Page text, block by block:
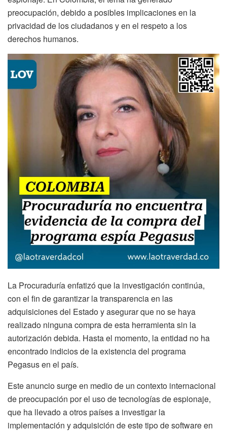
preocupación, debido a posibles implicaciones en la
privacidad de los ciudadanos y en el respeto a los
derechos humanos.
La Procuraduría enfatizó que la investigación continúa,
con el fin de garantizar la transparencia en las
adquisiciones del Estado y asegurar que no se haya
realizado ninguna compra de esta herramienta sin la
autorización debida. Hasta el momento, la entidad no ha
encontrado indicios de la existencia del programa
Pegasus en el país.
Este anuncio surge en medio de un contexto internacional
de preocupación por el uso de tecnologías de espionaje,
que ha llevado a otros países a investigar la
implementación y adquisición de este tipo de software en